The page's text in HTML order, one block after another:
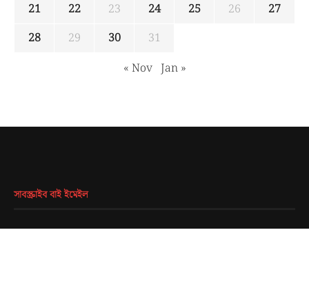
21
22 23 24 25 26
27
28
29 30
31
« Nov Jan »
সাবস্ক্রাইব বাই ইমেইল